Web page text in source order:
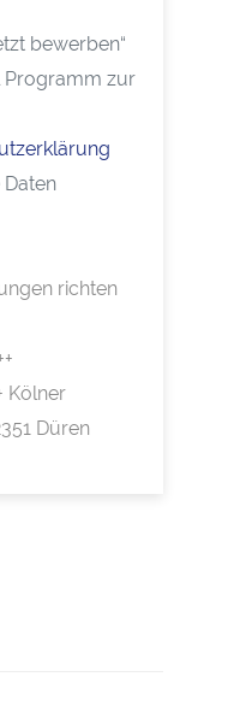
bewerben“
Programm zur
richten
Kölner
Düren